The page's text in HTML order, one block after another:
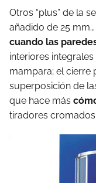
Otros “plus” de la
añadido de 25
cuando las
interiores
mampara; el cierre
superposición de
que hace más
tiradores